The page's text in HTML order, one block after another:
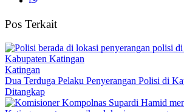
Pos Terkait
Katingan
Dua Terduga Pelaku Penyerangan Polisi di
Ditangkap